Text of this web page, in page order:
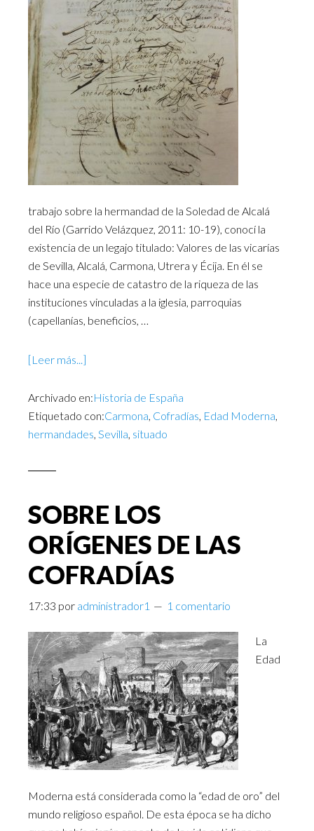
trabajo sobre la hermandad de la Soledad de Alcalá
del Río (Garrido Velázquez, 2011: 10-19), conocí la
existencia de un legajo titulado: Valores de las vicarías
de Sevilla, Alcalá, Carmona, Utrera y Écija. En él se
hace una especie de catastro de la riqueza de las
instituciones vinculadas a la iglesia, parroquias
(capellanías, beneficios, …
[Leer más...]
Archivado en:Historia de España
Etiquetado con:Carmona, Cofradías, Edad Moderna,
hermandades, Sevilla, situado
SOBRE LOS
ORÍGENES DE LAS
COFRADÍAS
17:33 por administrador1 1 comentario
La
Edad
Moderna está considerada como la “edad de oro” del
mundo religioso español. De esta época se ha dicho